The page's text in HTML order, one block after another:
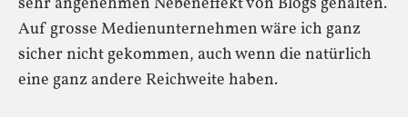
Auf grosse Medienunternehmen wäre ich ganz
sicher nicht gekommen, auch wenn die natürlich
eine ganz andere Reichweite haben.